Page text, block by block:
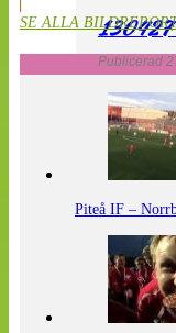
130427
Publicerad
SE ALLA
Piteå IF –